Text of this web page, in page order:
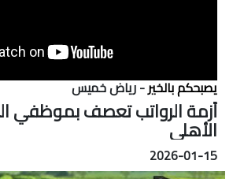
يصبحكم بالخير- رياض خميس
أزمة الرواتب تعصف بموظفي
الأهلي
2026-01-15